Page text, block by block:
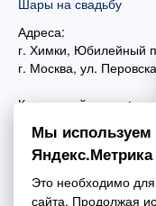
Шары на свадьбу
Адреса:
г. Химки, Юбилейный
г. Москва, ул.
Контактный номер:
+7 (495) 970-44-75
Почта:
mail@esta-fiesta.ru
Мы
Яндекс.Метрика
Это необходимо
сайта. Продолжая